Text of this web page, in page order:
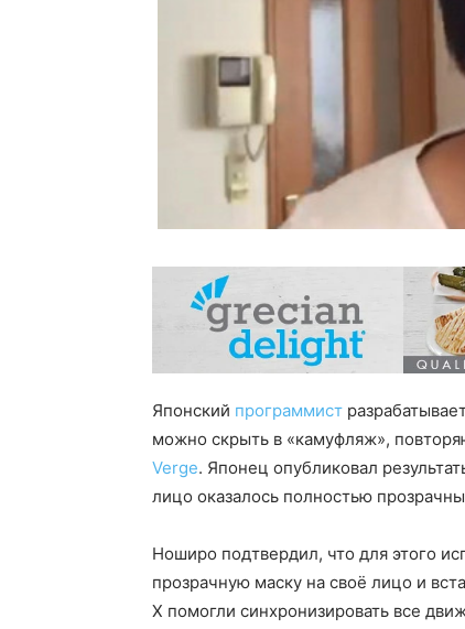
Японский программист
можно скрыть в «камуфляж»,
Verge. Японец опубликовал
лицо оказалось полностью
Ноширо подтвердил, что для этого
прозрачную маску на своё лицо и
X помогли синхронизировать все